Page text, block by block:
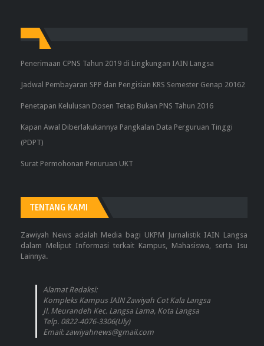
Penerimaan CPNS Tahun 2019 di Lingkungan IAIN Langsa
Jadwal Pembayaran SPP dan Pengisian KRS Semester Genap 20162
Penetapan Kelulusan Dosen Tetap Bukan PNS Tahun 2016
Kapan Awal Diberlakukannya Pangkalan Data Perguruan Tinggi
(PDPT)
Surat Permohonan Penuruan UKT
TENTANG KAMI
Zawiyah News adalah Media bagi UKPM Jurnalistik IAIN Langsa
dalam Meliput Informasi terkait Kampus, Mahasiswa, serta Isu
Lainnya.
Alamat Redaksi:
Kompleks Kampus IAIN Zawiyah Cot Kala Langsa
Jl. Meurandeh Kec. Langsa Lama, Kota Langsa
Telp. 0822-4076-3306(Uly)
Email: zawiyahnews@gmail.com